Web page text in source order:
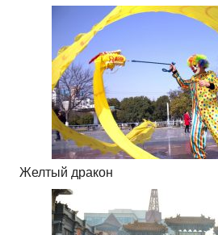
Желтый дракон